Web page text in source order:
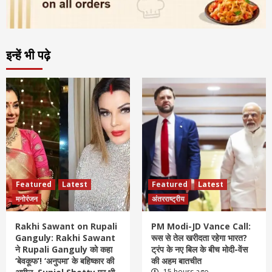
इन्हें भी पढ़े
Featured
Latest
मनोरंजन
Rakhi Sawant on Rupali
Ganguly: Rakhi Sawant
ने Rupali Ganguly को कहा
‘बेवकूफ’! ‘अनुपमा’ के बहिष्कार की
Featured
Latest
अंतरराष्ट्रीय
PM Modi-JD Vance Call:
रूस से तेल खरीदता रहेगा भारत?
ट्रंप के नए बिल के बीच मोदी-वेंस
की अहम बातचीत